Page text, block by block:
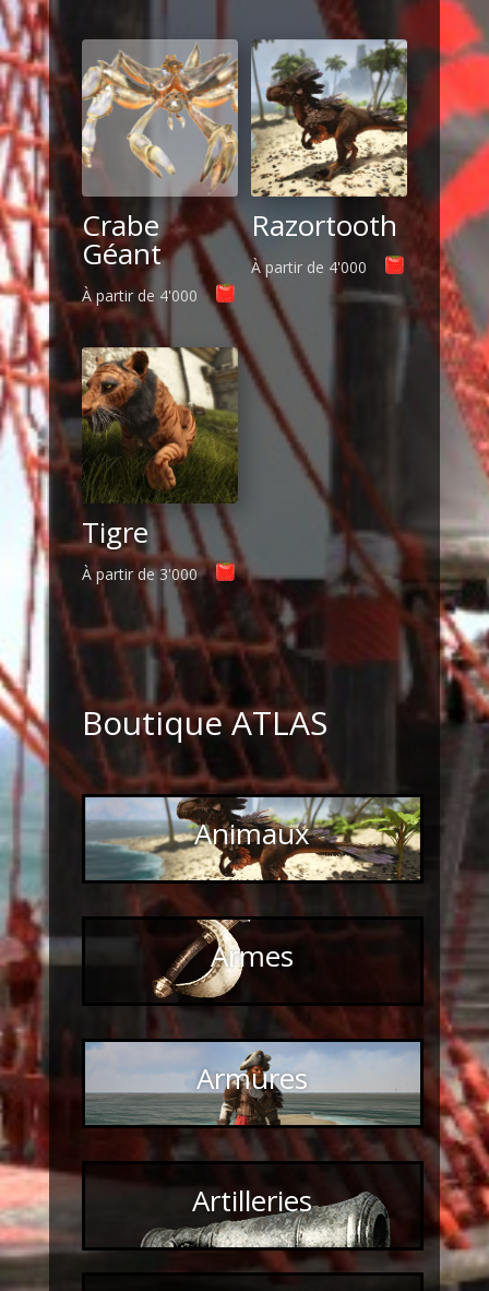
Crabe
Géant
À partir de 4'000
Razortooth
À partir de 4'000
Tigre
À partir de3'000
Boutique ATLAS
Animaux
Armes
Armures
Artilleries